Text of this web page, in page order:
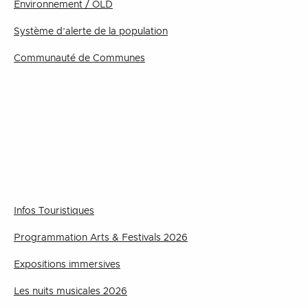
Environnement / OLD
Système d’alerte de la population
Communauté de Communes
Infos Touristiques
Programmation Arts & Festivals 2026
Expositions immersives
Les nuits musicales 2026